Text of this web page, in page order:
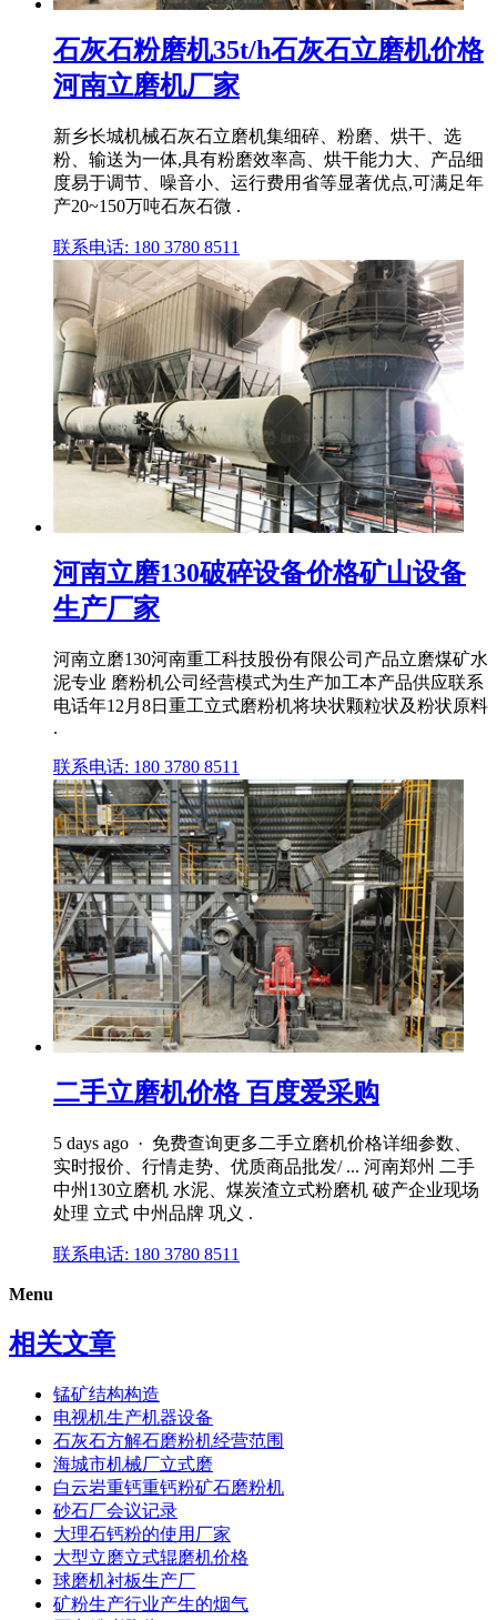
石灰石粉磨机35t/h石灰石立磨机价格
河南立磨机厂家
新乡长城机械石灰石立磨机集细碎、粉磨、烘干、选
粉、输送为一体,具有粉磨效率高、烘干能力大、产品细
度易于调节、噪音小、运行费用省等显著优点,可满足年
产20~150万吨石灰石微 .
联系电话: 180 3780 8511
河南立磨130破碎设备价格矿山设备
生产厂家
河南立磨130河南重工科技股份有限公司产品立磨煤矿水
泥专业 磨粉机公司经营模式为生产加工本产品供应联系
电话年12月8日重工立式磨粉机将块状颗粒状及粉状原料
.
联系电话: 180 3780 8511
二手立磨机价格 百度爱采购
5 days ago · 免费查询更多二手立磨机价格详细参数、
实时报价、行情走势、优质商品批发/ ... 河南郑州 二手
中州130立磨机 水泥、煤炭渣立式粉磨机 破产企业现场
处理 立式 中州品牌 巩义 .
联系电话: 180 3780 8511
Menu
相关文章
锰矿结构构造
电视机生产机器设备
石灰石方解石磨粉机经营范围
海城市机械厂立式磨
白云岩重钙重钙粉矿石磨粉机
砂石厂会议记录
大理石钙粉的使用厂家
大型立磨立式辊磨机价格
球磨机衬板生产厂
矿粉生产行业产生的烟气